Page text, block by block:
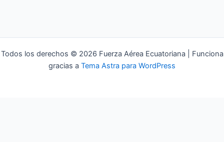
Todos los derechos © 2026 Fuerza Aérea Ecuatoriana | Funciona
gracias a Tema Astra para WordPress